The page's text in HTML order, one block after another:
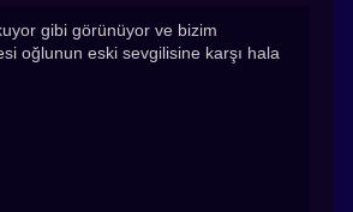
gibi görünüyor ve bizim
oğlunun eski sevgilisine karşı hala